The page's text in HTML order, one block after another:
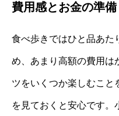
費用感とお金の準備
食べ歩きではひと品あた
め、あまり高額の費用は
ツをいくつか楽しむこと
を見ておくと安心です。